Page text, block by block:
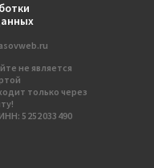
не является
только через
5 252 033 490